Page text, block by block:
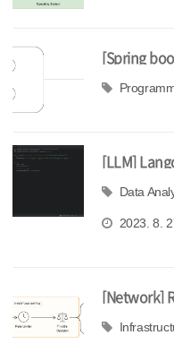
[Spring
프로젝트와
[LLM]
해보기Data
2023. 8.
[Network]